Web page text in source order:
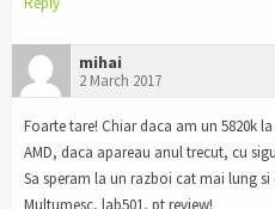
mihai
2 March 2017
Foarte tare! Chiar daca am un 5820k
AMD, daca apareau anul trecut, cu
Sa speram la un razboi cat mai lung si
Multumesc, lab501, pt review!